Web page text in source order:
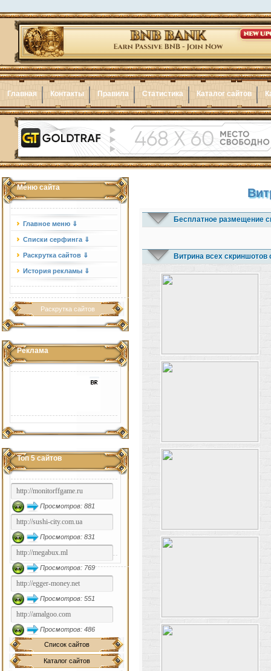
Главная Контакты Правила Статистика Каталог сайтов
Меню сайта
Главное меню ⇓
Списки серфинга ⇓
Раскрутка сайтов ⇓
История рекламы ⇓
Раскрутка сайтов
Реклама
Топ 5 сайтов
Просмотров: 881
Просмотров: 831
Просмотров: 769
Просмотров: 551
Просмотров: 486
Список сайтов
Каталог сайтов
Бесплатное размещение
Витрина всех скриншотов